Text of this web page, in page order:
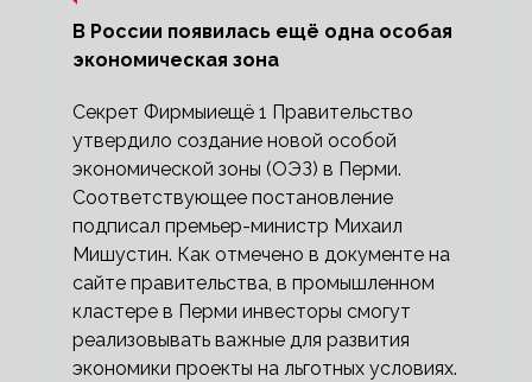
В России появилась ещё одна особая
экономическая зона
Секрет Фирмыиещё 1 Правительство
утвердило создание новой особой
экономической зоны (ОЭЗ) в Перми.
Соответствующее постановление
подписал премьер-министр Михаил
Мишустин. Как отмечено в документе на
сайте правительства, в промышленном
кластере в Перми инвесторы смогут
реализовывать важные для развития
экономики проекты на льготных условиях.